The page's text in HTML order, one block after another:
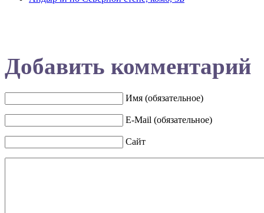
Добавить комментарий
Имя (обязательное)
E-Mail (обязательное)
Сайт